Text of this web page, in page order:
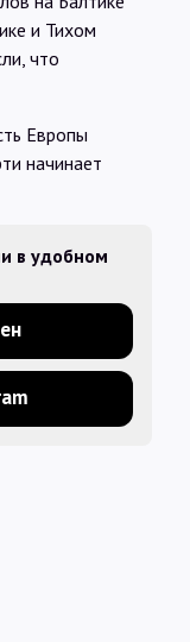
и Тихом
что
Европы
начинает
в удобном